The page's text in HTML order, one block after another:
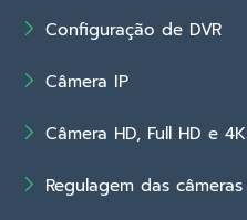
Configuração de DVR
Câmera IP
Câmera HD, Full HD e 4K
Regulagem das câmeras